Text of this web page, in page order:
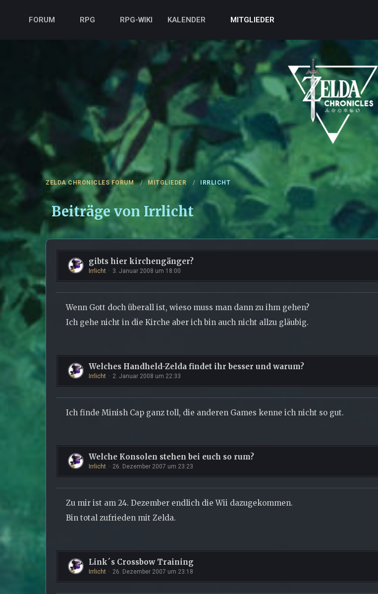
FORUM RPG RPG-WIKI KALENDER MITGLIEDER
ZELDA CHRONICLES FORUM MITGLIEDER IRRLICHT
Beiträge von Irrlicht
gibts hier kirchengänger?
Irrlicht 3. Januar 2008 um 18:00
Wenn Gott doch überall ist, wieso muss man dann zu ihm gehen?
Ich gehe nicht in die Kirche aber ich bin auch nicht allzu gläubig.
Welches Handheld-Zelda findet ihr besser und warum?
Irrlicht 2. Januar 2008 um 22:33
Ich finde Minish Cap ganz toll, die anderen Games kenne ich nicht so gut.
Welche Konsolen stehen bei euch so rum?
Irrlicht 26. Dezember 2007 um 23:23
Zu mir ist am 24. Dezember endlich die Wii dazugekommen.
Bin total zufrieden mit Zelda.
Link´s Crossbow Training
Irrlicht 26. Dezember 2007 um 23:18